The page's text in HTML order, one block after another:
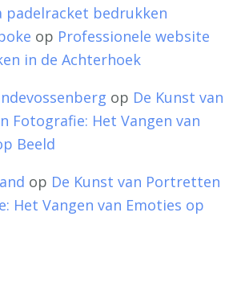
padelracket bedrukken
op Professionele website
in de Achterhoek
op De Kunst van
Fotografie: Het Vangen van
Beeld
op De Kunst van Portretten
Het Vangen van Emoties op